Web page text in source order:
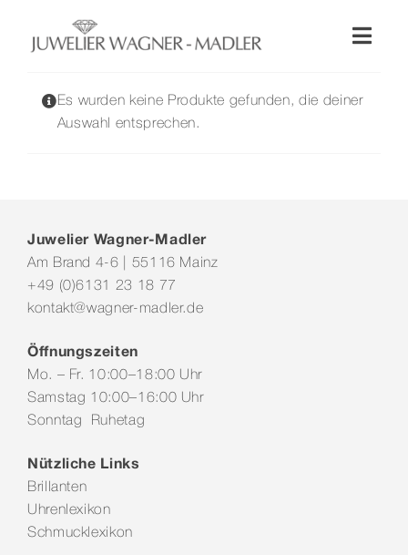
springen
Wellendorff
Service & Leistungen
Es wurden keine Produkte gefunden, die deiner
Auswahl entsprechen.
Juwelier Wagner-Madler
Am Brand 4-6 | 55116 Mainz
+49 (0)6131 23 18 77
kontakt@wagner-madler.de
Öffnungszeiten
Mo. – Fr. 10:00–18:00 Uhr
Samstag 10:00–16:00 Uhr
Sonntag Ruhetag
Nützliche Links
Brillanten
Uhrenlexikon
Schmucklexikon